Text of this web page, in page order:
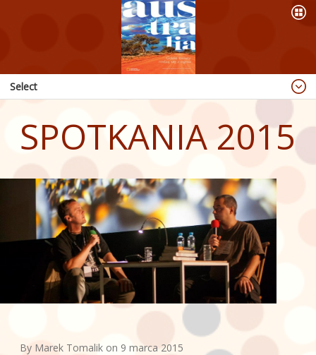
Select
Dzieje się
PREZENTACJE
WYPRAWY
KSIĄŻKI
ABORIGINAL ART
PUBLIKACJE
FOTOGALERIA
SPOTKANIA 2015
By Marek Tomalik on 9 marca 2015